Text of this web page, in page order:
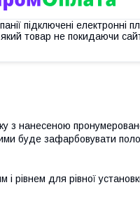
підключені електронні
товар не покидаючи
з нанесеною
буде зафарбовувати
рівнем для рівної